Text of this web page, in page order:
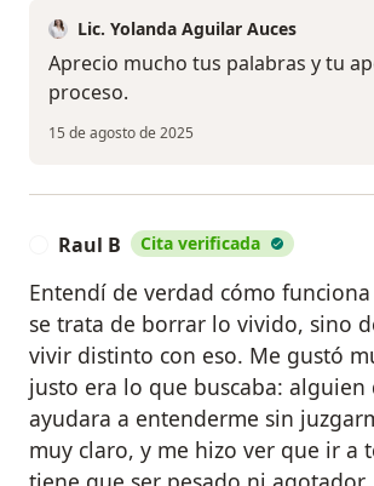
Lic. Yolanda Aguilar Auces
Aprecio mucho tus palabras y tu
proceso.
15 de agosto de 2025
Raul B Cita verificada
Entendí de verdad cómo
se trata de borrar lo vivido, sino
vivir distinto con eso. Me gustó
justo era lo que buscaba: alguien
ayudara a entenderme sin
muy claro, y me hizo ver que ir a